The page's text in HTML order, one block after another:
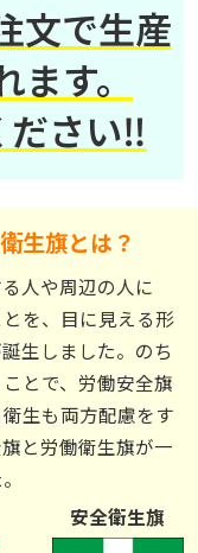
文で生産
す。
ださい‼
生旗とは？
人や周辺の人に
を、目に見える形
生しました。のち
とで、労働安全旗
生も両方配慮をす
と労働衛生旗が一
安全衛生旗